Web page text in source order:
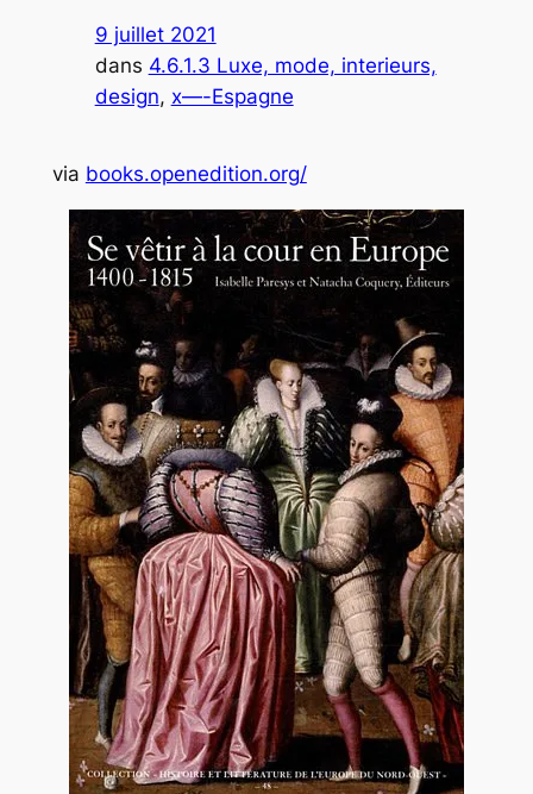
9 juillet 2021
dans 4.6.1.3 Luxe, mode, interieurs,
design, x—-Espagne
via books.openedition.org/